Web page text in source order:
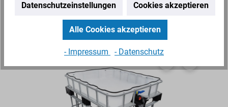
Ähnliche Artikel
Datenschutzeinstellungen Cookies akzeptieren
Alle Cookies akzeptieren
- Impressum - Datenschutz